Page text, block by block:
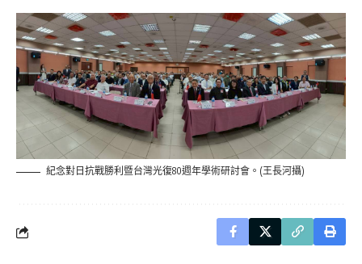
紀念對日抗戰勝利暨台灣光復80週年學術研討會。(王長河攝)